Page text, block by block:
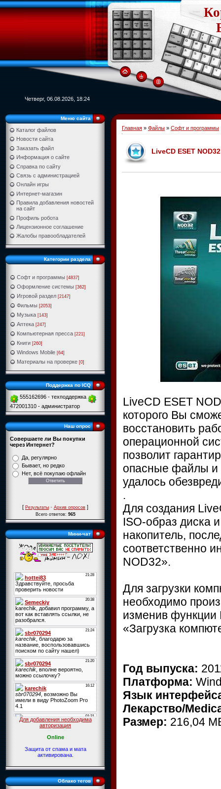
Четверг, 06.08.2026, 18:24
Меню сайта
Каталог файлов
Новости сайта
Заказать файл
Информация о сайте
Справка по сайту
Связь с администрацией
Онлайн игры
Интернет-магазин
Правила добавления новостей
на сайт
Профиль робота
Лицензионное соглашение
Жалобы правообладателей
Категории раздела
Софт и программы [4837]
Оформление системы [362]
Игровой раздел [2147]
Фильмы [2053]
Музыка [143]
Аптека [247]
Компьютерная пресса [221]
Книги [260]
Windows Mobile [64]
Материалы на проверке [0]
Поддержка по ICQ
555162696 - техподдержка
472001310 - администратор
Наш опрос
Совершаете ли Вы покупки
через Интернет?
Да, регулярно
Бывает, но редко
Нет, всё покупаю офлайн
[Результаты·Архив опросов]
Всего ответов:965
Мини-чат
Для добавления необходима
авторизация
Online
Защита от спама и мата
активирована.
Облако тегов
Главная » Файлы » Софт и программы
LiveCD ESET
LiveCD ESET
которого Вы
восстановить
операционной
позволит
опасные файлы и
удалось
.
Для создания
ISO-образ диска
накопитель,
соответственно
NOD32».
Для загрузки
необходимо
изменив функции
«Загрузка
Год выпуска:
Платформа:
Язык
Лекарство/
Размер: 216,04